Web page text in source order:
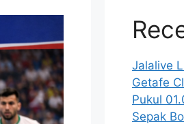
Jalalive
Getafe
Pukul
Sepak